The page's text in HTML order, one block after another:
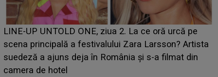
Ce a dezvăluit noua concurentă din "Casa Iubirii" l-a
luat prin surprindere pe Emanuel. CINE ESTE
BĂIATUL VIZAT de Alexandra?! Aflându-se în fața
faptului împlinit, A RECUNOSCUT IMEDIAT: "Am